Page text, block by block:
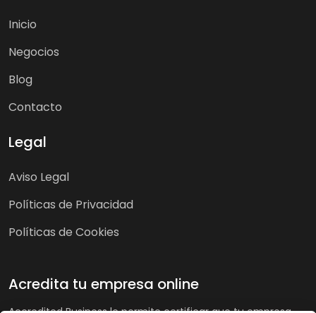
Inicio
Negocios
Blog
Contacto
Legal
Aviso Legal
Políticas de Privacidad
Políticas de Cookies
Acredita tu empresa online